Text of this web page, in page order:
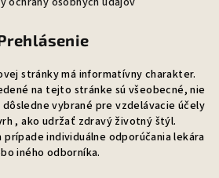
stránky má informatívny charakter.
na tejto stránke sú všeobecné, nie
dôsledne vybrané pre vzdelávacie účely
, ako udržať zdravý životný štýl.
prípade individuálne odporúčania lekára
iného odborníka.